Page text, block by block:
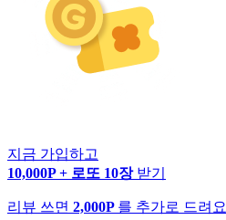
지금 가입하고
10,000P + 로또 10장 받기
리뷰 쓰면 2,000P 를 추가로 드려요